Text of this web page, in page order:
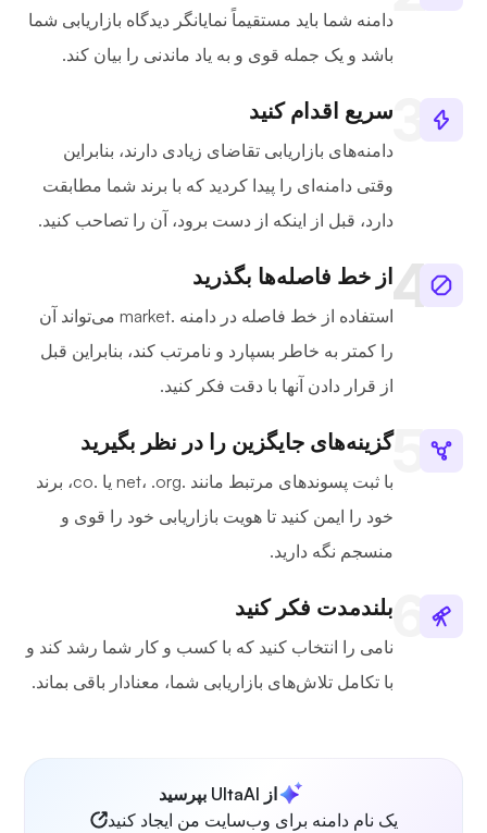
دامنه شما باید مستقیماً نمایانگر دیدگاه بازاریابی شما
باشد و یک جمله قوی و به یاد ماندنی را بیان کند.
سریع اقدام کنید
دامنه‌های بازاریابی تقاضای زیادی دارند، بنابراین
وقتی دامنه‌ای را پیدا کردید که با برند شما مطابقت
دارد، قبل از اینکه از دست برود، آن را تصاحب کنید.
از خط فاصله‌ها بگذرید
استفاده از خط فاصله در دامنه .market می‌تواند آن
را کمتر به خاطر بسپارد و نامرتب کند، بنابراین قبل
از قرار دادن آنها با دقت فکر کنید.
گزینه‌های جایگزین را در نظر بگیرید
با ثبت پسوندهای مرتبط مانند .net، .org یا .co، برند
خود را ایمن کنید تا هویت بازاریابی خود را قوی و
منسجم نگه دارید.
بلندمدت فکر کنید
نامی را انتخاب کنید که با کسب و کار شما رشد کند و
با تکامل تلاش‌های بازاریابی شما، معنادار باقی بماند.
از UltaAI بپرسید
یک نام دامنه برای وب‌سایت من ایجاد کنید